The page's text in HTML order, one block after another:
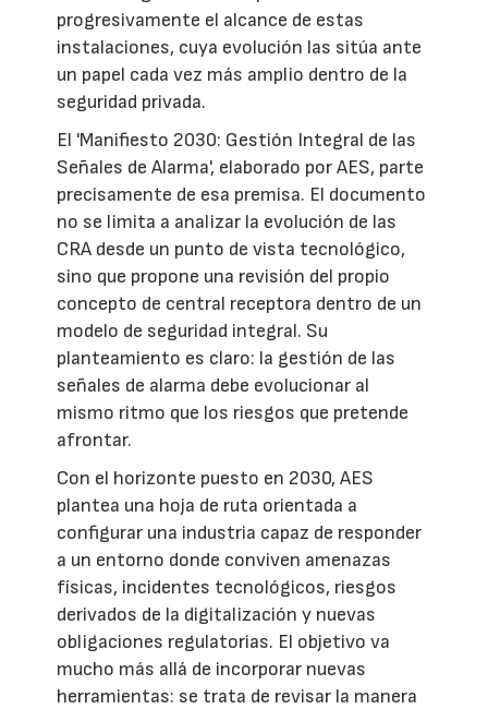
progresivamente el alcance de estas
instalaciones, cuya evolución las sitúa ante
un papel cada vez más amplio dentro de la
seguridad privada.
El 'Manifiesto 2030: Gestión Integral de las
Señales de Alarma', elaborado por AES, parte
precisamente de esa premisa. El documento
no se limita a analizar la evolución de las
CRA desde un punto de vista tecnológico,
sino que propone una revisión del propio
concepto de central receptora dentro de un
modelo de seguridad integral. Su
planteamiento es claro: la gestión de las
señales de alarma debe evolucionar al
mismo ritmo que los riesgos que pretende
afrontar.
Con el horizonte puesto en 2030, AES
plantea una hoja de ruta orientada a
configurar una industria capaz de responder
a un entorno donde conviven amenazas
físicas, incidentes tecnológicos, riesgos
derivados de la digitalización y nuevas
obligaciones regulatorias. El objetivo va
mucho más allá de incorporar nuevas
herramientas: se trata de revisar la manera